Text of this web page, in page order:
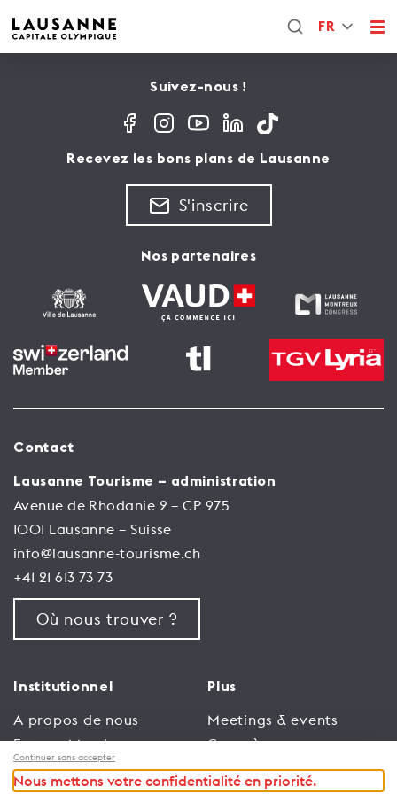
FR
Suivez-nous !
Recevez les bons plans de Lausanne
S'inscrire
Nos partenaires
Contact
Lausanne Tourisme – administration
Avenue de Rhodanie 2 – CP 975
1001 Lausanne – Suisse
info@lausanne-tourisme.ch
+41 21 613 73 73
Où nous trouver ?
Institutionnel
A propos de nous
Espace Membres
Emploi
Plus
Meetings & events
Congrès
Trade
Continuer sans accepter
Nous mettons votre confidentialité en priorité.